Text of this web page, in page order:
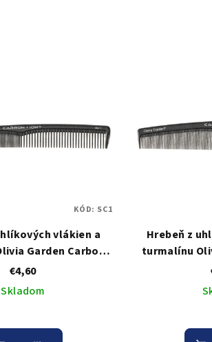
vlákien a
Garden Carbon
Comb SC1
€4,60
Skladom
KÓD: SC1
Hrebeň z
turmalínu